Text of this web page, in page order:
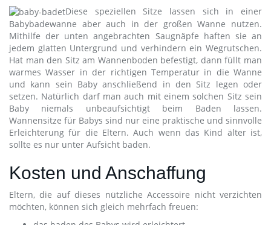
Diese speziellen Sitze lassen sich in einer
Babybadewanne aber auch in der großen Wanne nutzen.
Mithilfe der unten angebrachten Saugnäpfe haften sie an
jedem glatten Untergrund und verhindern ein Wegrutschen.
Hat man den Sitz am Wannenboden befestigt, dann füllt man
warmes Wasser in der richtigen Temperatur in die Wanne
und kann sein Baby anschließend in den Sitz legen oder
setzen. Natürlich darf man auch mit einem solchen Sitz sein
Baby niemals unbeaufsichtigt beim Baden lassen.
Wannensitze für Babys sind nur eine praktische und sinnvolle
Erleichterung für die Eltern. Auch wenn das Kind älter ist,
sollte es nur unter Aufsicht baden.
Kosten und Anschaffung
Eltern, die auf dieses nützliche Accessoire nicht verzichten
möchten, können sich gleich mehrfach freuen: